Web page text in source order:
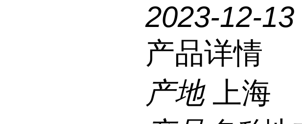
2023-12-13
产品详情
产地 上海